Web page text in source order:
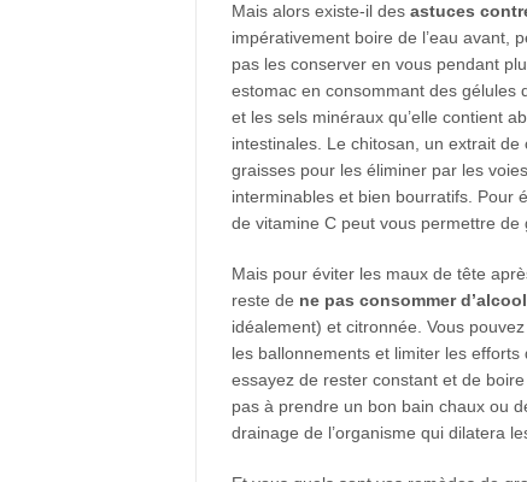
Mais alors existe-il des astuces
impérativement boire de l’eau avant,
pas les conserver en vous pendant
estomac en consommant des gélules
et les sels minéraux qu’elle contient
intestinales. Le chitosan, un extrait
graisses pour les éliminer par les
interminables et bien bourratifs. Pour
de vitamine C peut vous permettre de
Mais pour éviter les maux de tête
reste de ne pas consommer d’alcool
idéalement) et citronnée. Vous
les ballonnements et limiter les efforts
essayez de rester constant et de
pas à prendre un bon bain chaux ou
drainage de l’organisme qui dilatera